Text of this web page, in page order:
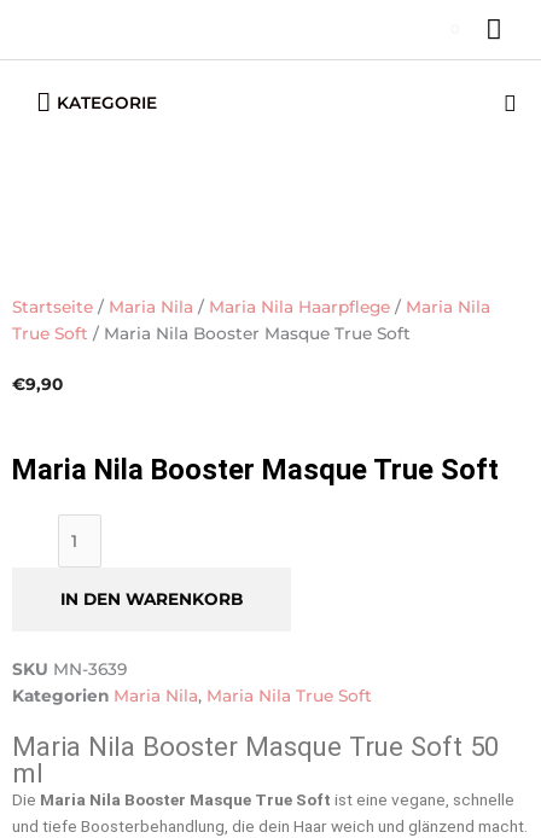
springen
KATEGORIE
Startseite / Maria Nila / Maria Nila Haarpflege / Maria Nila
True Soft / Maria Nila Booster Masque True Soft
€9,90
Maria Nila Booster Masque True Soft
Masque
Soft
Menge
IN DEN WARENKORB
SKU MN-3639
Kategorien Maria Nila, Maria Nila True Soft
Maria Nila Booster Masque True Soft 50
ml
Die Maria Nila Booster Masque True Soft ist eine vegane, schnelle
und tiefe Boosterbehandlung, die dein Haar weich und glänzend macht.